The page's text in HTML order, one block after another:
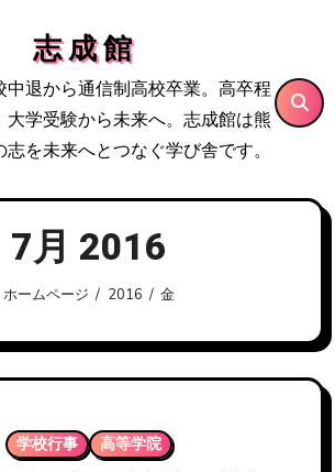
志 成 館
中退から通信制高校卒業。高卒程
大学受験から未来へ。志成館は熊
を未来へとつなぐ学び舎です。
7月 2016
ホームページ 2016 金
学校行事 高等学院